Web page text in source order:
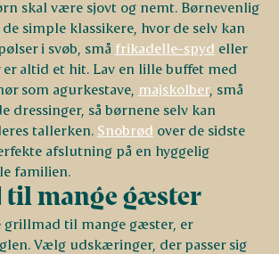
skal være sjovt og nemt. Børnevenlig
simple klassikere, hvor de selv kan
i svøb, små frikadelle-spyd eller
altid et hit. Lav en lille buffet med
som agurkestave, majskolber, små
dressinger, så børnene selv kan
tallerken. Snobrød over de sidste
afslutning på en hyggelig
familien.
mange gæster
grillmad til mange gæster, er
Vælg udskæringer, der passer sig